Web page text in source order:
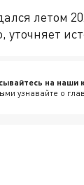
летом
уточняет
на наши
узнавайте о